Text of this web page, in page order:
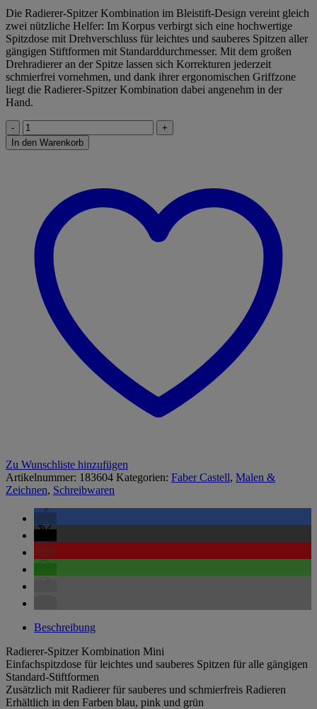
Die Radierer-Spitzer Kombination im Bleistift-Design vereint gleich
zwei nützliche Helfer: Im Korpus verbirgt sich eine hochwertige
Spitzdose mit Drehverschluss für leichtes und sauberes Spitzen aller
gängigen Stiftformen mit Standarddurchmesser. Mit dem großen
Drehradierer an der Spitze lassen sich Korrekturen jederzeit
schmierfrei vornehmen, und dank ihrer ergonomischen Griffzone
liegt die Radierer-Spitzer Kombination dabei angenehm in der
Hand.
Spitzer-
Radierer
Kombi
In den Warenkorb
Zu Wunschliste hinzufügen
Artikelnummer: 183604 Kategorien: Faber Castell, Malen &
Zeichnen, Schreibwaren
Beschreibung
Radierer-Spitzer Kombination Mini
Einfachspitzdose für leichtes und sauberes Spitzen für alle gängigen
Standard-Stiftformen
Zusätzlich mit Radierer für sauberes und schmierfreis Radieren
Erhältlich in den Farben blau, pink und grün